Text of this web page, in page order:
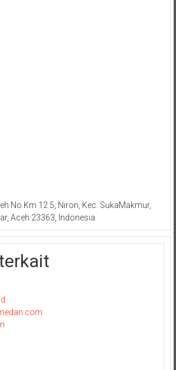
No.Km 12 5, Niron, Kec. SukaMakmur,
Aceh 23363, Indonesia